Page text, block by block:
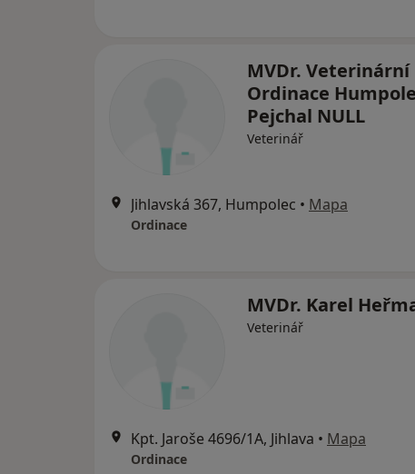
MVDr. Veterinární
Ordinace
Pejchal NULL
Veterinář
Jihlavská 367, Humpolec • Mapa
Ordinace
MVDr. Karel
Veterinář
Kpt. Jaroše 4696/1A, Jihlava • Mapa
Ordinace